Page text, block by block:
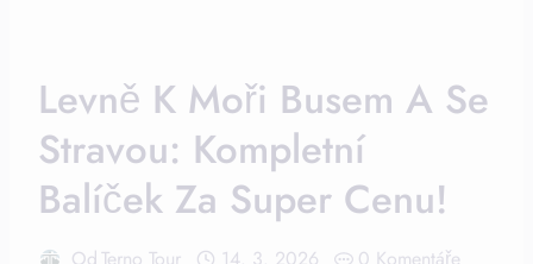
Levně K Moři Busem A Se
Stravou: Kompletní
Balíček Za Super Cenu!